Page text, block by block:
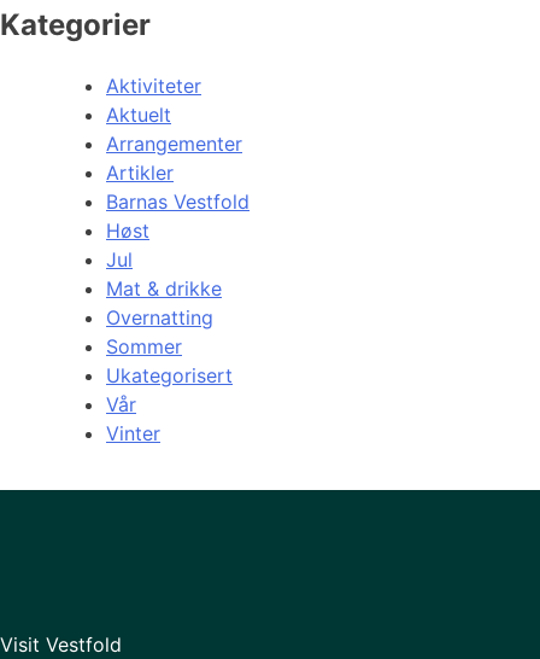
Kategorier
Aktiviteter
Aktuelt
Arrangementer
Artikler
Barnas Vestfold
Høst
Jul
Mat & drikke
Overnatting
Sommer
Ukategorisert
Vår
Vinter
Visit Vestfold